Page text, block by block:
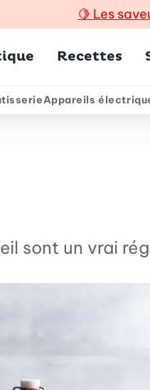
🍋 Les
Recettes
Appareils
sont un vrai